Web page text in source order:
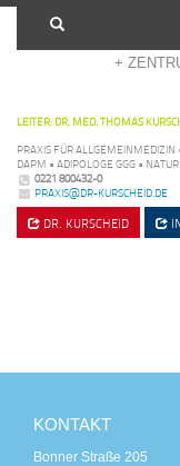
+
LEITER: DR. MED. THOMAS
PRAXIS FÜR
DAPM • ADIPOLOGE GGG •
0221 800432-0
PRAXIS@DR-KURSCHEID.DE
DR. KURSCHEID
KONTAKT
Bonner Straße 205